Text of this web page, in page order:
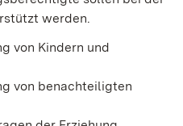
werden.
von Kindern und
von benachteiligten